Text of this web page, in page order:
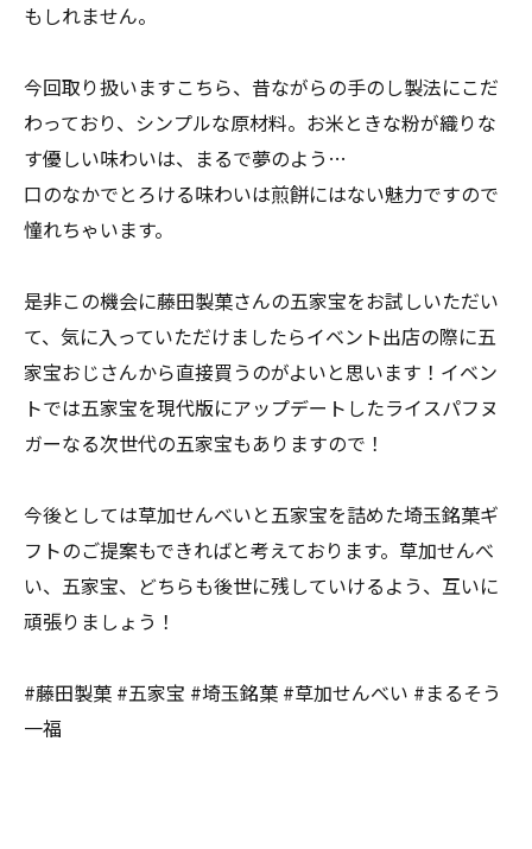
もしれません。
今回取り扱いますこちら、昔ながらの手のし製法にこだ
わっており、シンプルな原材料。お米ときな粉が織りな
す優しい味わいは、まるで夢のよう…
口のなかでとろける味わいは煎餅にはない魅力ですので
憧れちゃいます。
是非この機会に藤田製菓さんの五家宝をお試しいただい
て、気に入っていただけましたらイベント出店の際に五
家宝おじさんから直接買うのがよいと思います！イベン
トでは五家宝を現代版にアップデートしたライスパフヌ
ガーなる次世代の五家宝もありますので！
今後としては草加せんべいと五家宝を詰めた埼玉銘菓ギ
フトのご提案もできればと考えております。草加せんべ
い、五家宝、どちらも後世に残していけるよう、互いに
頑張りましょう！
#藤田製菓 #五家宝 #埼玉銘菓 #草加せんべい #まるそう
一福